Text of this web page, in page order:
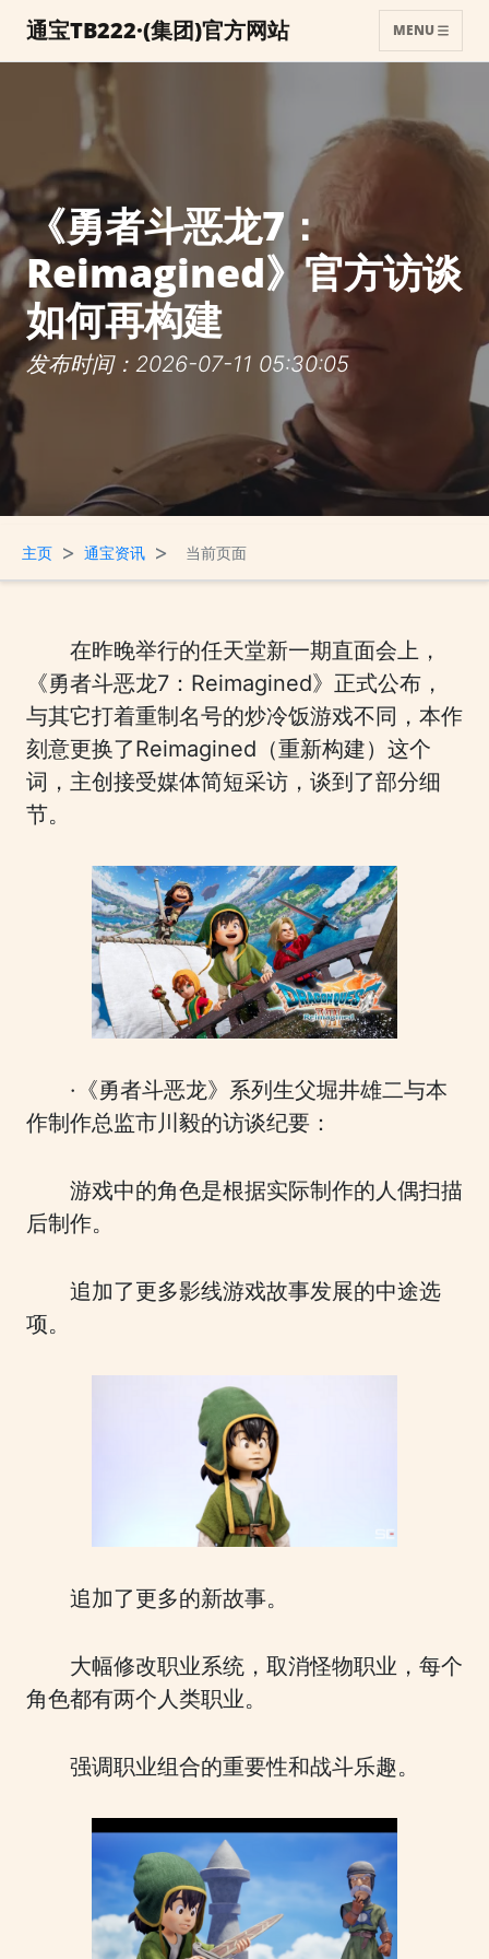
通宝TB222·(集团)官方网站 MENU
《勇者斗恶龙7：
Reimagined》官方访谈
如何再构建
发布时间：2026-07-11 05:30:05
主页 > 通宝资讯 > 当前页面
在昨晚举行的任天堂新一期直面会上，
《勇者斗恶龙7：Reimagined》正式公布，
与其它打着重制名号的炒冷饭游戏不同，本作
刻意更换了Reimagined（重新构建）这个
词，主创接受媒体简短采访，谈到了部分细
节。
·《勇者斗恶龙》系列生父堀井雄二与本
作制作总监市川毅的访谈纪要：
游戏中的角色是根据实际制作的人偶扫描
后制作。
追加了更多影线游戏故事发展的中途选
项。
追加了更多的新故事。
大幅修改职业系统，取消怪物职业，每个
角色都有两个人类职业。
强调职业组合的重要性和战斗乐趣。